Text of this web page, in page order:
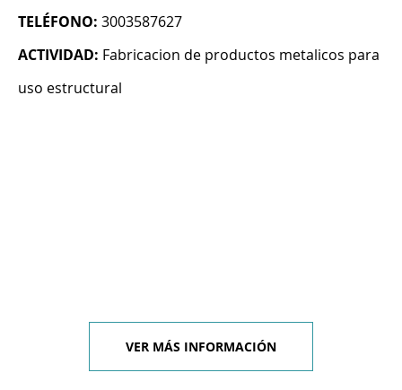
TELÉFONO: 3003587627
ACTIVIDAD: Fabricacion de productos metalicos para
uso estructural
VER MÁS INFORMACIÓN